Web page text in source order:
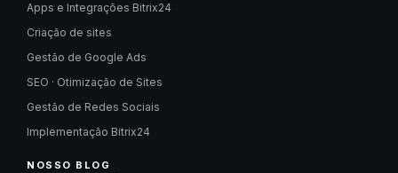
Apps e Integrações Bitrix24
Criação de sites
Gestão de Google Ads
SEO · Otimização de Sites
Gestão de Redes Sociais
Implementação Bitrix24
NOSSO BLOG